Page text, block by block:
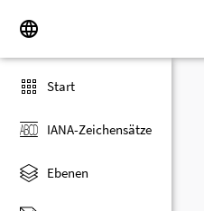
Start
IANA-Zeichensätze
Ebenen